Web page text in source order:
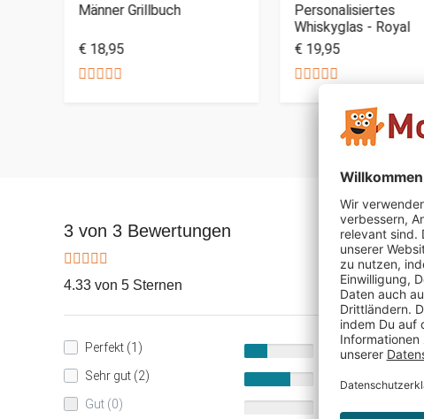
Männer Grillbuch
€ 18,95
Personalisiertes
Whiskyglas - Royal
€ 19,95
3 von 3 Bewertungen
4.33 von 5 Sternen
Perfekt (1)
33%
Sehr gut (2)
67%
Gut (0)